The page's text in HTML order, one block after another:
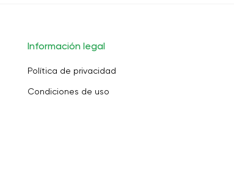
Información legal
Política de privacidad
Condiciones de uso